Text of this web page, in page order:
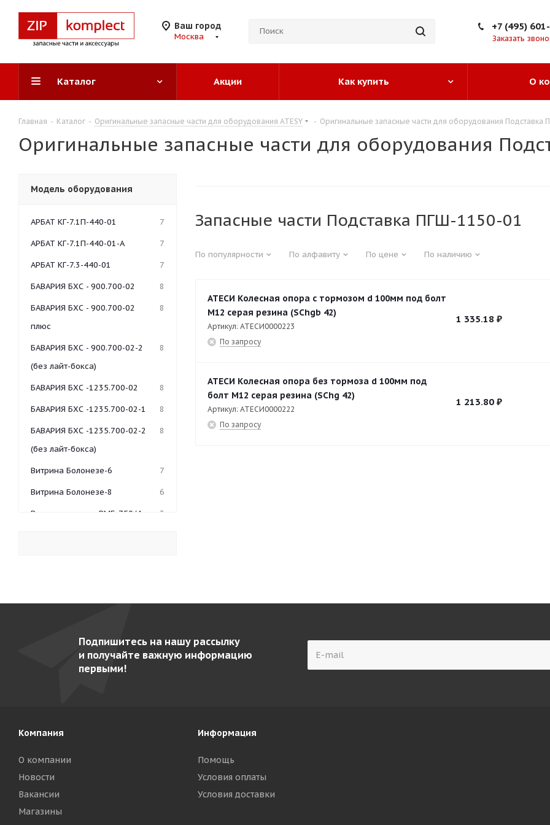
Ваш город
Москва
+7 (495)
Заказать
Каталог Акции Как купить О
Главная - Каталог - Оригинальные запасные части для оборудования ATESY - Оригинальные запасные части для оборудования Подставка
Оригинальные запасные части для оборудования
Запасные части Подставка ПГШ-1150-01
По популярности По алфавиту По цене По наличию
АТЕСИ Колесная опора с тормозом d 100мм под болт
М12 серая резина (SChgb 42)
Артикул: АТЕСИ0000223
По запросу
1 335.18 ₽
АТЕСИ Колесная опора без тормоза d 100мм под
болт М12 серая резина (SChg 42)
Артикул: АТЕСИ0000222
По запросу
1 213.80 ₽
Модель оборудования
АРБАТ КГ-7.1П-440-01 7
АРБАТ КГ-7.1П-440-01-А 7
АРБАТ КГ-7.3-440-01 7
БАВАРИЯ БХС - 900.700-02 8
БАВАРИЯ БХС - 900.700-02
плюс
8
БАВАРИЯ БХС - 900.700-02-2
(без лайт-бокса)
8
БАВАРИЯ БХС -1235.700-02 8
БАВАРИЯ БХС -1235.700-02-1 8
БАВАРИЯ БХС -1235.700-02-2
(без лайт-бокса)
8
Витрина Болонезе-6 7
Витрина Болонезе-8 6
Витрина-мармит ВМБ-750/4 3
Кваркини КА-500-01 5
Командор-2/5-Э
Командор-4Э (карусельный)
Подпишитесь на нашу рассылку
и получайте важную информацию
первыми!
Компания
О компании
Новости
Вакансии
Магазины
Информация
Помощь
Условия оплаты
Условия доставки